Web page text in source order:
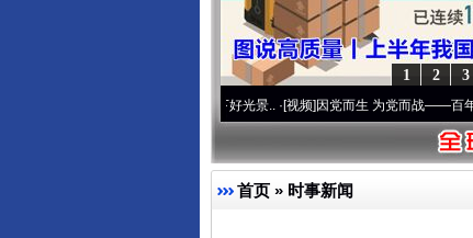
3
2
1
·[视频]因党而生 为党而战——百年“纪”事⑧
首页 » 时事新闻